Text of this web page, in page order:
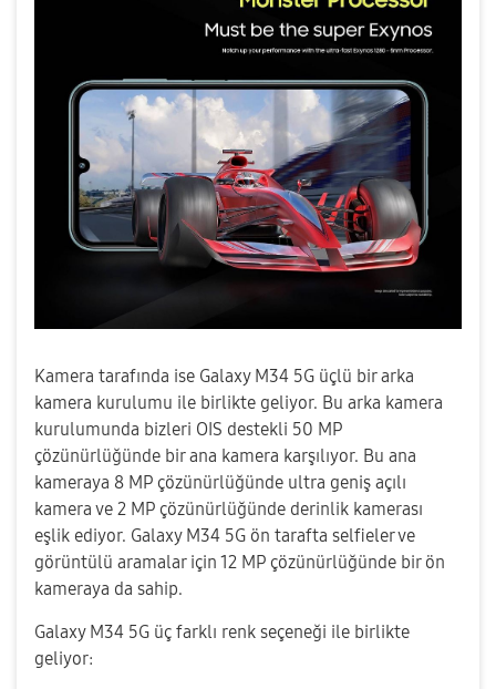
Kamera tarafında ise Galaxy M34 5G üçlü bir arka
kamera kurulumu ile birlikte geliyor. Bu arka kamera
kurulumunda bizleri OIS destekli 50 MP
çözünürlüğünde bir ana kamera karşılıyor. Bu ana
kameraya 8 MP çözünürlüğünde ultra geniş açılı
kamera ve 2 MP çözünürlüğünde derinlik kamerası
eşlik ediyor. Galaxy M34 5G ön tarafta selfieler ve
görüntülü aramalar için 12 MP çözünürlüğünde bir ön
kameraya da sahip.
Galaxy M34 5G üç farklı renk seçeneği ile birlikte
geliyor: